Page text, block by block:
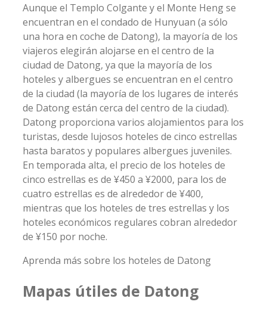
Aunque el Templo Colgante y el Monte Heng se
encuentran en el condado de Hunyuan (a sólo
una hora en coche de Datong), la mayoría de los
viajeros elegirán alojarse en el centro de la
ciudad de Datong, ya que la mayoría de los
hoteles y albergues se encuentran en el centro
de la ciudad (la mayoría de los lugares de interés
de Datong están cerca del centro de la ciudad).
Datong proporciona varios alojamientos para los
turistas, desde lujosos hoteles de cinco estrellas
hasta baratos y populares albergues juveniles.
En temporada alta, el precio de los hoteles de
cinco estrellas es de ¥450 a ¥2000, para los de
cuatro estrellas es de alrededor de ¥400,
mientras que los hoteles de tres estrellas y los
hoteles económicos regulares cobran alrededor
de ¥150 por noche.
Aprenda más sobre los hoteles de Datong
Mapas útiles de Datong